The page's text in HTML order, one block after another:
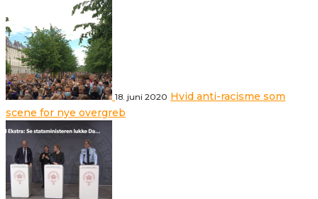
18. juni 2020 Hvid anti-racisme som
scene for nye overgreb